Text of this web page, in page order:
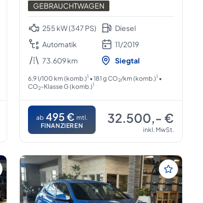
GEBRAUCHTWAGEN
255 kW (347 PS)
Automatik
73.609 km
Diesel
11/2019
Siegtal
6,9 l/100 km (komb.)1• 181 g CO2/km (komb.)1•
CO2-Klasse G (komb.)1
ab 495 € mtl.
FINANZIEREN
32.500,- €
inkl. MwSt.